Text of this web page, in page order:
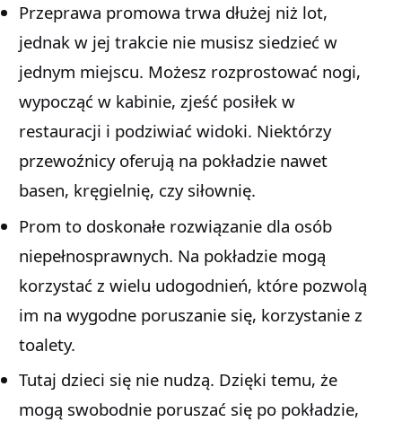
Przeprawa promowa trwa dłużej niż lot,
jednak w jej trakcie nie musisz siedzieć w
jednym miejscu. Możesz rozprostować nogi,
wypocząć w kabinie, zjeść posiłek w
restauracji i podziwiać widoki. Niektórzy
przewoźnicy oferują na pokładzie nawet
basen, kręgielnię, czy siłownię.
Prom to doskonałe rozwiązanie dla osób
niepełnosprawnych. Na pokładzie mogą
korzystać z wielu udogodnień, które pozwolą
im na wygodne poruszanie się, korzystanie z
toalety.
Tutaj dzieci się nie nudzą. Dzięki temu, że
mogą swobodnie poruszać się po pokładzie,